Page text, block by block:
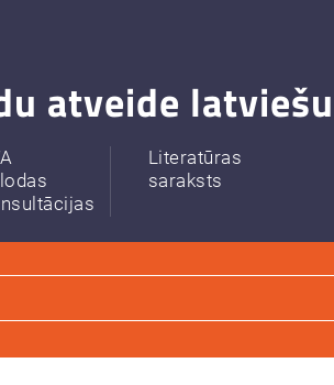
atveide
Literatūras
saraksts